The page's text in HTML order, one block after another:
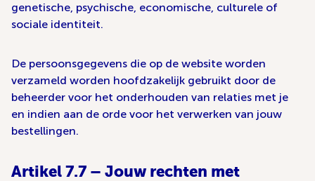
genetische, psychische, economische, culturele of
sociale identiteit.
De persoonsgegevens die op de website worden
verzameld worden hoofdzakelijk gebruikt door de
beheerder voor het onderhouden van relaties met je
en indien aan de orde voor het verwerken van jouw
bestellingen.
Artikel 7.7 – Jouw rechten met